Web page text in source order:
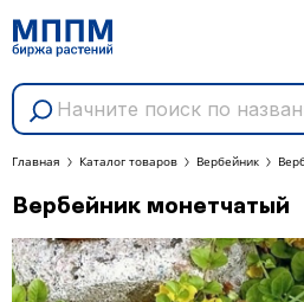
Главная Каталог товаров Вербейник
Вербейник монетчатый